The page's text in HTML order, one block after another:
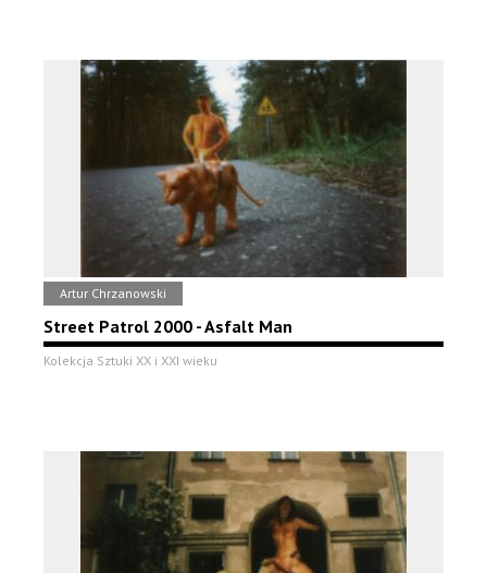
Artur Chrzanowski
Street Patrol 2000 - Asfalt Man
Kolekcja Sztuki XX i XXI wieku